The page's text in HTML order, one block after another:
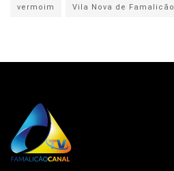
vermoim
Vila Nova de Famalicão